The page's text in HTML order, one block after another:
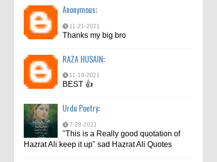
RAZA HUSAIN
11-18-2021
BEST 👍
Urdu Poetry:
7-28-2021
"This is a Really good quotation of
Anonymous:
7-10-2021
Thanks
Anonymous:
11-21-2021
Thanks my big bro
RAZA HUSAIN:
11-18-2021
BEST 👍
Urdu Poetry:
7-28-2021
"This is a Really good quotation of
Hazrat Ali keep it up" sad Hazrat Ali Quotes